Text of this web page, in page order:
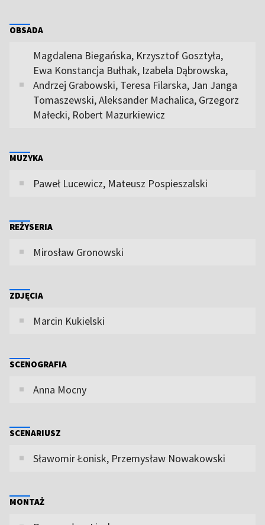
OBSADA
Magdalena Biegańska, Krzysztof Gosztyła,
Ewa Konstancja Bułhak, Izabela Dąbrowska,
Andrzej Grabowski, Teresa Filarska, Jan Janga
Tomaszewski, Aleksander Machalica, Grzegorz
Małecki, Robert Mazurkiewicz
MUZYKA
Paweł Lucewicz, Mateusz Pospieszalski
REŻYSERIA
Mirosław Gronowski
ZDJĘCIA
Marcin Kukielski
SCENOGRAFIA
Anna Mocny
SCENARIUSZ
Sławomir Łonisk, Przemysław Nowakowski
MONTAŻ